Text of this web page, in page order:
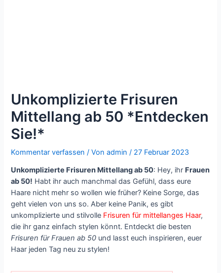
Unkomplizierte Frisuren
Mittellang ab 50 *Entdecken
Sie!*
Kommentar verfassen / Vonadmin/ 27 Februar 2023
Unkomplizierte Frisuren Mittellang ab 50: Hey, ihr Frauen
ab 50! Habt ihr auch manchmal das Gefühl, dass eure
Haare nicht mehr so wollen wie früher? Keine Sorge, das
geht vielen von uns so. Aber keine Panik, es gibt
unkomplizierte und stilvolle Frisuren für mittellanges Haar,
die ihr ganz einfach stylen könnt. Entdeckt die besten
Frisuren für Frauen ab 50 und lasst euch inspirieren, euer
Haar jeden Tag neu zu stylen!